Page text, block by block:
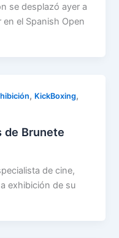
se desplazó ayer a
el Spanish Open
, KickBoxing,
de Brunete
de cine,
exhibición de su